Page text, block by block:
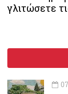
γλιτώσετε